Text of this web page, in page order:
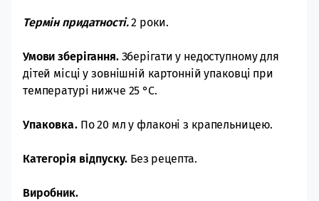
Термін придатності. 2 роки.
Умови зберігання. Зберігати у недоступному для
дітей місці у зовнішній картонній упаковці при
температурі нижче 25 °С.
Упаковка. По 20 мл у флаконі з крапельницею.
Категорія відпуску. Без рецепта.
Виробник.